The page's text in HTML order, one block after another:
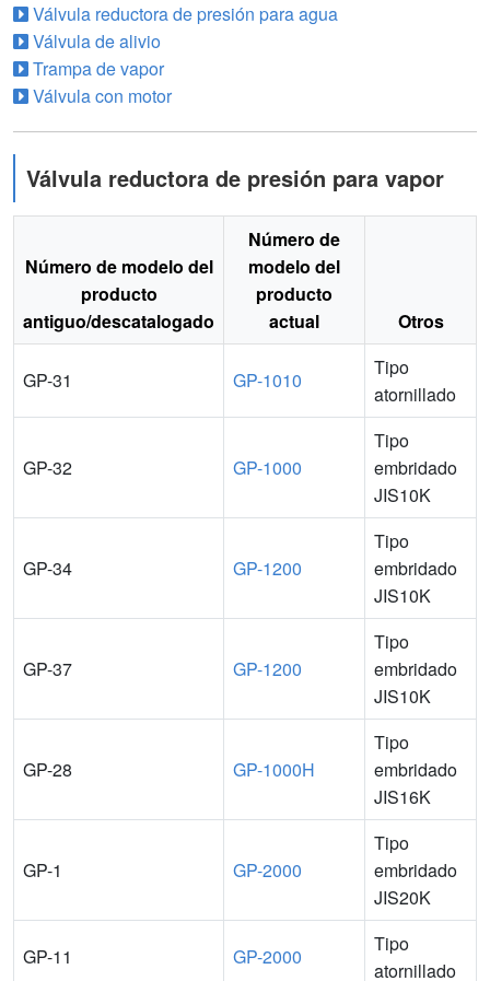
Válvula reductora de presión para agua
Válvula de alivio
Trampa de vapor
Válvula con motor
Válvula reductora de presión para vapor
Número de modelo del
producto
antiguo/descatalogado
Número de
modelo del
producto
actual
Otros
GP-31 GP-1010
Tipo
atornillado
GP-32 GP-1000
Tipo
embridado
JIS10K
GP-34 GP-1200
Tipo
embridado
JIS10K
GP-37 GP-1200
Tipo
embridado
JIS10K
GP-28 GP-1000H
Tipo
embridado
JIS16K
GP-1 GP-2000
Tipo
embridado
JIS20K
GP-11 GP-2000
Tipo
atornillado